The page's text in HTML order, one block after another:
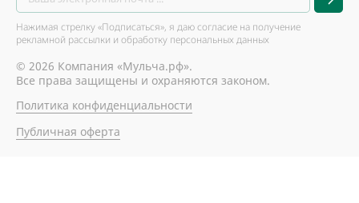
Нажимая стрелку «Подписаться», я даю согласие на получение
рекламной рассылки и обработку персональных данных
© 2026 Компания «Мульча.рф».
Все права защищены и охраняются законом.
Политика конфиденциальности
Публичная оферта